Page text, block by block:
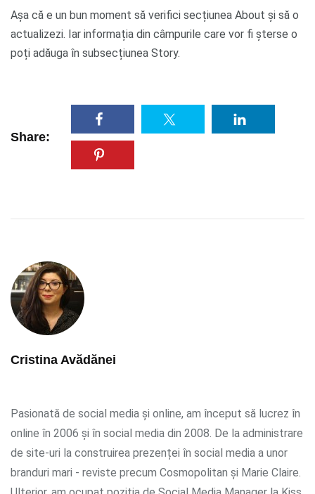
Așa că e un bun moment să verifici secțiunea About și să o
actualizezi. Iar informația din câmpurile care vor fi șterse o
poți adăuga în subsecțiunea Story.
Share:
Cristina Avădănei
Pasionată de social media și online, am început să lucrez în
online în 2006 și în social media din 2008. De la administrare
de site-uri la construirea prezenței în social media a unor
branduri mari - reviste precum Cosmopolitan și Marie Claire.